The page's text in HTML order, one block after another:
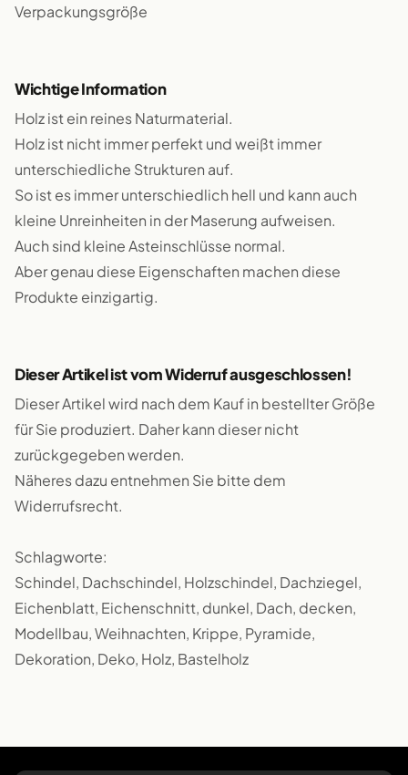
Verpackungsgröße
Wichtige Information
Holz ist ein reines Naturmaterial.
Holz ist nicht immer perfekt und weißt immer
unterschiedliche Strukturen auf.
So ist es immer unterschiedlich hell und kann auch
kleine Unreinheiten in der Maserung aufweisen.
Auch sind kleine Asteinschlüsse normal.
Aber genau diese Eigenschaften machen diese
Produkte einzigartig.
Dieser Artikel ist vom Widerruf ausgeschlossen!
Dieser Artikel wird nach dem Kauf in bestellter Größe
für Sie produziert. Daher kann dieser nicht
zurückgegeben werden.
Näheres dazu entnehmen Sie bitte dem
Widerrufsrecht.
Schlagworte:
Schindel, Dachschindel, Holzschindel, Dachziegel,
Eichenblatt, Eichenschnitt, dunkel, Dach, decken,
Modellbau, Weihnachten, Krippe, Pyramide,
Dekoration, Deko, Holz, Bastelholz